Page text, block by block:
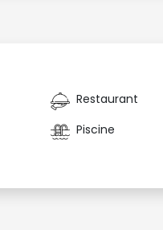
Restaurant
Piscine